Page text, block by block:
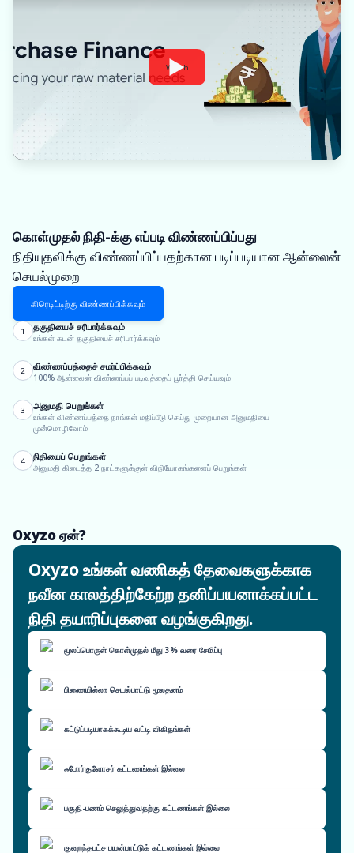
Watch
கொள்முதல் நிதி-க்கு எப்படி விண்ணப்பிப்பது
நிதியுதவிக்கு விண்ணப்பிப்பதற்கான படிப்படியான ஆன்லைன்
செயல்முறை
கிரெடிட்டிற்கு விண்ணப்பிக்கவும்
1 தகுதியைச் சரிபார்க்கவும்
உங்கள் கடன் தகுதியைச் சரிபார்க்கவும்
2 விண்ணப்பத்தைச் சமர்ப்பிக்கவும்
100% ஆன்லைன் விண்ணப்பப் படிவத்தைப் பூர்த்தி செய்யவும்
3 அனுமதி பெறுங்கள்
உங்கள் விண்ணப்பத்தை நாங்கள் மதிப்பீடு செய்து முறையான அனுமதியை
முன்மொழிவோம்
4 நிதியைப் பெறுங்கள்
அனுமதி கிடைத்த 2 நாட்களுக்குள் விநியோகங்களைப் பெறுங்கள்
Oxyzo ஏன்?
Oxyzo உங்கள் வணிகத் தேவைகளுக்காக
நவீன காலத்திற்கேற்ற தனிப்பயனாக்கப்பட்ட
நிதி தயாரிப்புகளை வழங்குகிறது.
மூலப்பொருள் கொள்முதல் மீது 3% வரை சேமிப்பு
பிணையில்லா செயல்பாட்டு மூலதனம்
கட்டுப்படியாகக்கூடிய வட்டி விகிதங்கள்
ஃபோர்குளோசர் கட்டணங்கள் இல்லை
பகுதி-பணம் செலுத்துவதற்கு கட்டணங்கள் இல்லை
குறைந்தபட்ச பயன்பாட்டுக் கட்டணங்கள் இல்லை